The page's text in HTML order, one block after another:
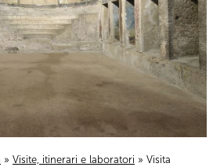
» Visite, itinerari e laboratori » Visita